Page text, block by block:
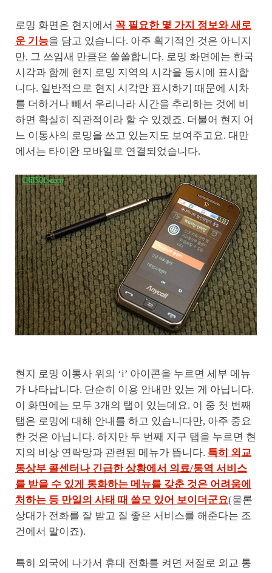
로밍 화면은 현지에서 꼭 필요한 몇 가지 정보와 새로
운 기능을 담고 있습니다. 아주 획기적인 것은 아니지
만, 그 쓰임새 만큼은 쏠쏠합니다. 로밍 화면에는 한국
시각과 함께 현지 로밍 지역의 시각을 동시에 표시합
니다. 일반적으로 현지 시각만 표시하기 때문에 시차
를 더하거나 빼서 우리나라 시간을 추리하는 것에 비
하면 확실히 직관적이라 할 수 있겠죠. 더불어 현지 어
느 이통사의 로밍을 쓰고 있는지도 보여주고요. 대만
에서는 타이완 모바일로 연결되었습니다.
현지 로밍 이통사 위의 ‘i’ 아이콘을 누르면 세부 메뉴
가 나타납니다. 단순히 이용 안내만 있는 게 아닙니다.
이 화면에는 모두 3개의 탭이 있는데요. 이 중 첫 번째
탭은 로밍에 대해 안내를 하고 있습니다만, 아주 중요
한 것은 아닙니다. 하지만 두 번째 지구 탭을 누르면 현
지의 비상 연락망과 관련된 메뉴가 뜹니다. 특히 외교
통상부 콜센터나 긴급한 상황에서 의료/통역 서비스
를 받을 수 있게 통화하는 메뉴를 갖춘 것은 어려움에
처하는 등 만일의 사태 때 쓸모 있어 보이더군요(물론
상대가 전화를 잘 받고 질 좋은 서비스를 해준다는 조
건에서 말이죠).
특히 외국에 나가서 휴대 전화를 켜면 저절로 외교 통